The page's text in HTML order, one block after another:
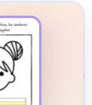
2